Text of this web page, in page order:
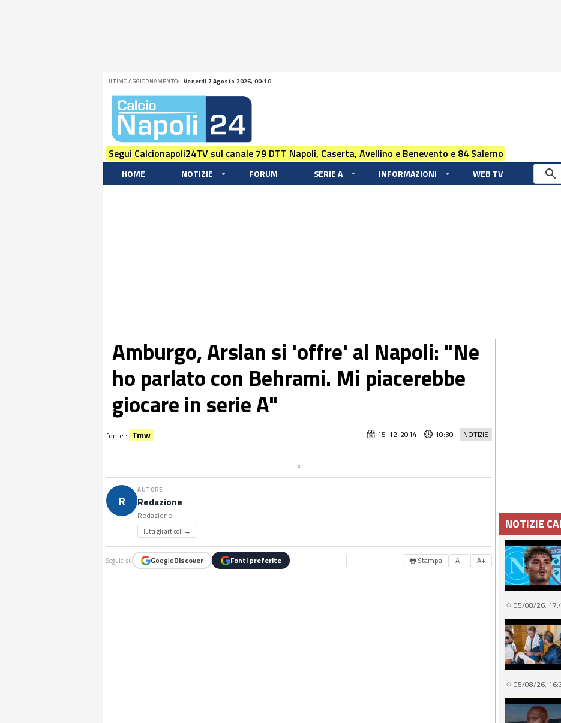
ULTIMO AGGIORNAMENTO: Venerdi 7 Agosto 2026, 00:10
Segui Calcionapoli24TV sul canale 79 DTT Napoli, Caserta, Avellino e Benevento e 84 Salerno
HOME NOTIZIE FORUM SERIE A INFORMAZIONI WEB TV
Amburgo, Arslan si 'offre' al Napoli: "Ne
ho parlato con Behrami. Mi piacerebbe
giocare in serie A"
NOTIZIE
15-12-2014 10:30
fonte : Tmw
R
AUTORE
Redazione
Redazione
Tutti gli articoli →
Seguici su GoogleDiscover Fonti preferite 🖶 Stampa A− A+
NOTIZIE
05/08/26,
05/08/26,